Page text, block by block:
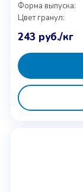
Форма выпуска:
Цвет гранул:
243 руб./кг